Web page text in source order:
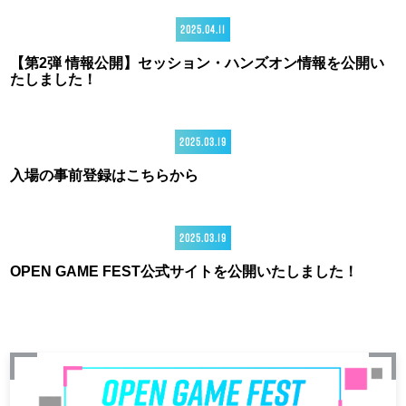
2025.04.11
【第2弾 情報公開】セッション・ハンズオン情報を公開い
たしました！
2025.03.19
入場の事前登録はこちらから
2025.03.19
OPEN GAME FEST公式サイトを公開いたしました！